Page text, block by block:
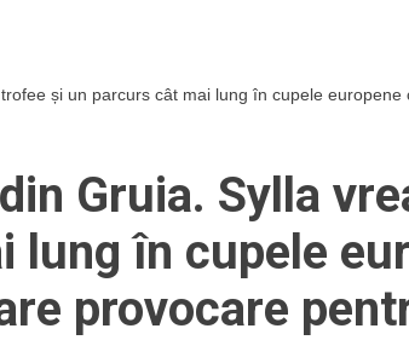
și un parcurs cât mai lung în cupele
Gruia. Sylla
lung în cupele
provocare